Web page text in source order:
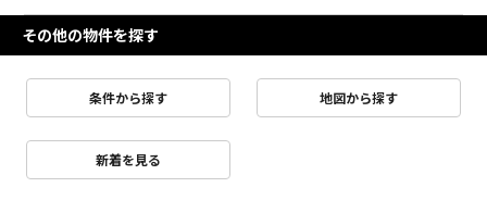
その他の物件を探す
条件から探す 地図から探す
新着を見る